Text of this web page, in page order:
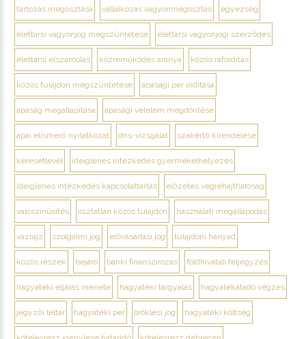
tartozás megosztása vállalkozás vagyonmegosztás egyezség
élettársi vagyonjog megszüntetése élettársi vagyonjogi szerződés
élettársi elszámolás közreműködés aránya közös ráfordítás
közös tulajdon megszüntetése apasági per indítása
apaság megállapítása apasági vélelem megdöntése
apai elismerő nyilatkozat dns-vizsgálat szakértő kirendelése
keresetlevél ideiglenes intézkedés gyermekelhelyezés
ideiglenes intézkedés kapcsolattartás előzetes végrehajthatóság
valószínűsítés osztatlan közös tulajdon használati megállapodás
vázrajz szolgalmi jog elővásárlási jog tulajdoni hányad
közös részek bejáró banki finanszírozás földhivatali feljegyzés
hagyatéki eljárás menete hagyatéki tárgyalás hagyatékátadó végzés
jegyzői leltár hagyatéki per öröklési jog hagyatéki költség